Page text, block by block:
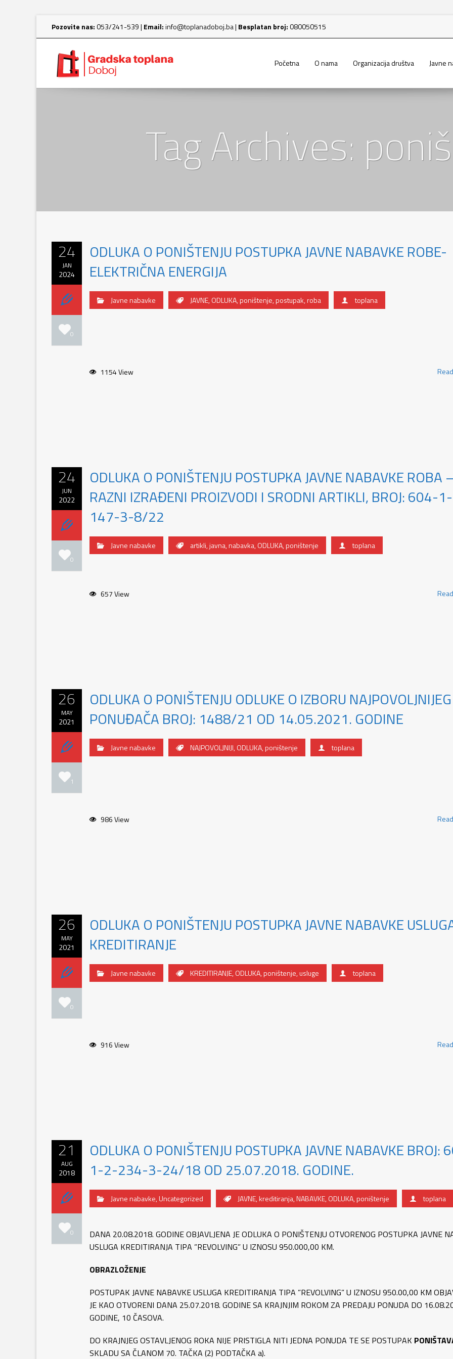
Pozovite nas:053/241-539 | Email:info@toplanadoboj.ba| Besplatan broj:080050515
Početna O nama Organizacija društva Javne
Tag Archives:
24
JAN
2024
0
ODLUKA O PONIŠTENJU POSTUPKA JAVNE NABAVKE ROBE-
ELEKTRIČNA ENERGIJA
Javne nabavke JAVNE,ODLUKA,poništenje,postupak,roba toplana
1154 View
24
JUN
2022
0
ODLUKA O PONIŠTENJU POSTUPKA JAVNE NABAVKE ROBA
RAZNI IZRAĐENI PROIZVODI I SRODNI ARTIKLI, BROJ: 604-
147-3-8/22
Javne nabavke artikli,javna,nabavka,ODLUKA,poništenje toplana
657 View
26
MAY
2021
1
ODLUKA O PONIŠTENJU ODLUKE O IZBORU NAJPOVOLJNIJEG
PONUĐAČA BROJ: 1488/21 OD 14.05.2021. GODINE
Javne nabavke NAJPOVOLJNIJI,ODLUKA,poništenje toplana
986 View
26
MAY
2021
0
ODLUKA O PONIŠTENJU POSTUPKA JAVNE NABAVKE
KREDITIRANJE
Javne nabavke KREDITIRANJE,ODLUKA,poništenje,usluge toplana
916 View
21
AUG
2018
0
ODLUKA O PONIŠTENJU POSTUPKA JAVNE NABAVKE BROJ:
1-2-234-3-24/18 OD 25.07.2018. GODINE.
Javne nabavke,Uncategorized JAVNE,kreditiranja,NABAVKE,ODLUKA,poništenje toplana
DANA 20.08.2018. GODINE OBJAVLJENA JE ODLUKA O PONIŠTENJU OTVORENOG POSTUPKA JAVNE
USLUGA KREDITIRANJA TIPA ”REVOLVING” U IZNOSU 950.000,00 KM.
OBRAZLOŽENJE
POSTUPAK JAVNE NABAVKE USLUGA KREDITIRANJA TIPA ”REVOLVING” U IZNOSU 950.00,00 KM
JE KAO OTVORENI DANA 25.07.2018. GODINE SA KRAJNJIM ROKOM ZA PREDAJU PONUDA DO
GODINE, 10 ČASOVA.
DO KRAJNJEG OSTAVLJENOG ROKA NIJE PRISTIGLA NITI JEDNA PONUDA TE SE POSTUPAK
SKLADU SA ČLANOM 70. TAČKA (2) PODTAČKA a).